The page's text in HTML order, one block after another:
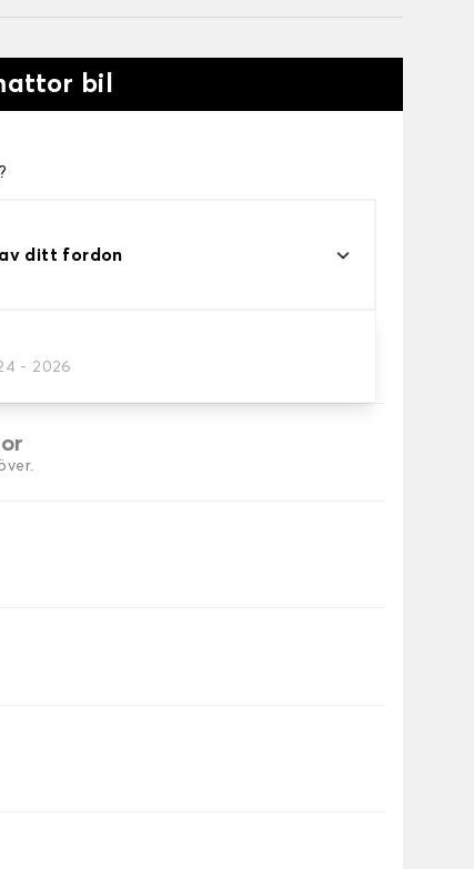
bil
ditt fordon
- 2026